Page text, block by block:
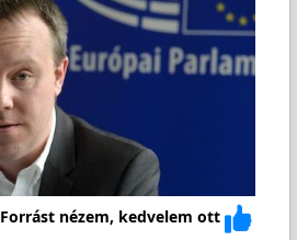
Forrást nézem, kedvelem ott